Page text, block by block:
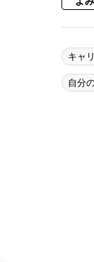
キャ
自分